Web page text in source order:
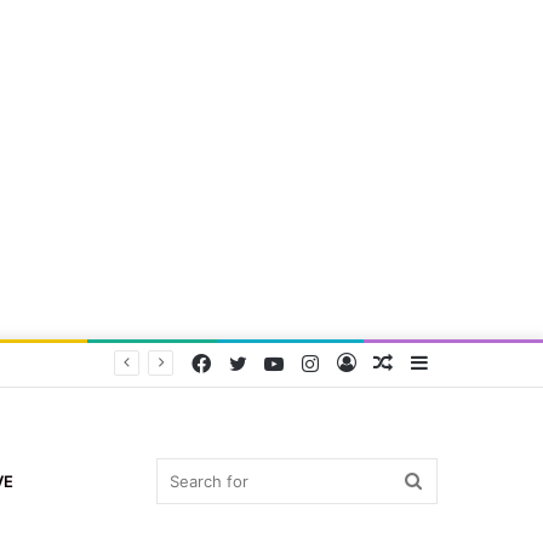
Random
Log
Instagram
YouTube
Twitter
Facebook